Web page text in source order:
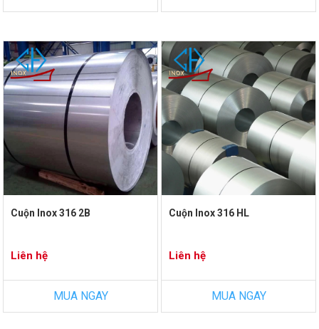
Cuộn Inox 316 2B
Liên hệ
MUA NGAY
Cuộn Inox 316 HL
Liên hệ
MUA NGAY